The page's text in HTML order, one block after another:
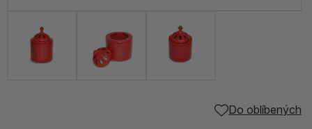
Do oblíbených